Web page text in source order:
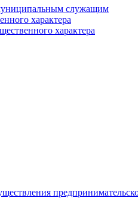
служащим
характера
характера